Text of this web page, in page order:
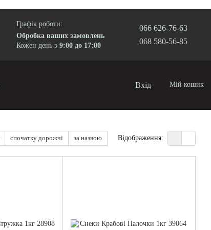
Графік роботи:
Обробка ваших замовлень
Кожен день з 9:00 до 17:00
066 626-76-63
068 580-56-85
Вхід Мій кошик
спочатку дорожчі за назвою Відображення: